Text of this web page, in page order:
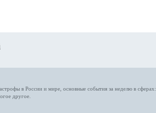
в России и мире , основные события за неделю в сферах:
другое